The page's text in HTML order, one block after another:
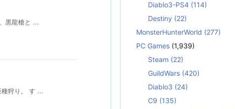
黒龍槍と ...
種狩り。 す ...
Diablo3-PS4 (114)
Destiny (22)
MonsterHunterWorld (277)
PC Games (1,939)
Steam (22)
GuildWars (420)
Diablo3 (24)
C9 (135)